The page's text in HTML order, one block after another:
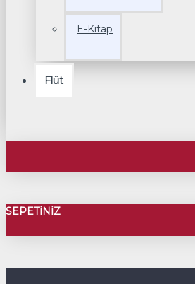
E-Kitap
Flüt
SEPETINIZ